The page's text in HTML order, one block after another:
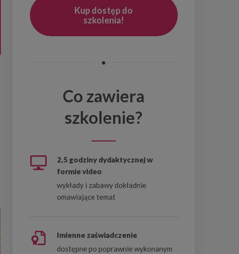
Kup dostęp do
szkolenia!
•
Co zawiera
szkolenie?
2,5 godziny dydaktycznej w
formie video
wykłady i zabawy dokładnie
omawiające temat
Imienne zaświadczenie
dostępne po poprawnie wykonanym